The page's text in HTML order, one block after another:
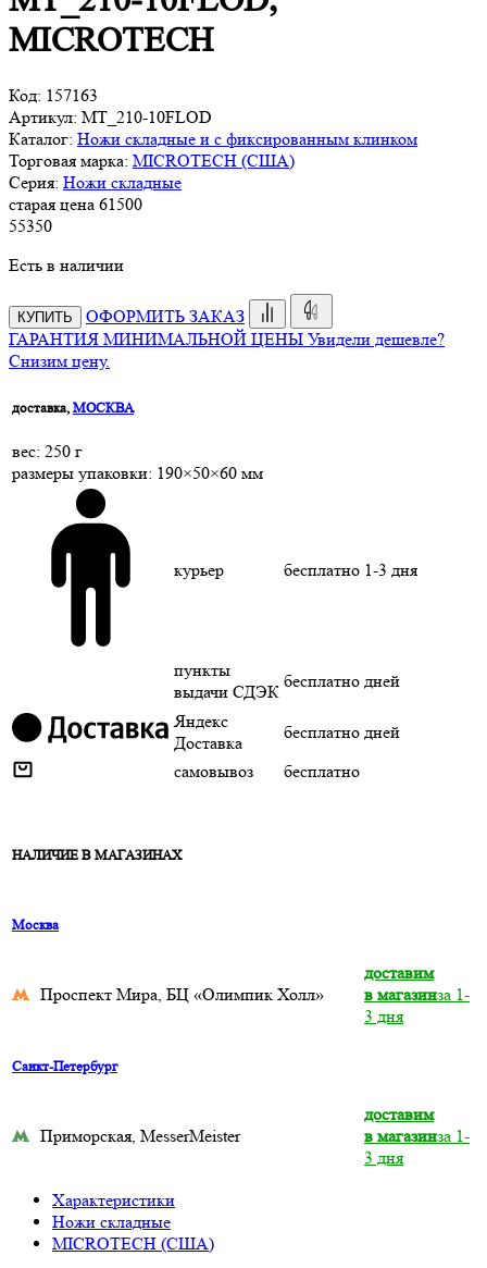
MICROTECH
Код: 157163
Артикул: MT_210-10FLOD
Каталог: Ножи складные и с фиксированным клинком
Торговая марка: MICROTECH (США)
Серия: Ножи складные
старая цена 61 500
55350
Есть в наличии
КУПИТЬ
ОФОРМИТЬ ЗАКАЗ
ГАРАНТИЯ МИНИМАЛЬНОЙ ЦЕНЫ Увидели дешевле?
Снизим цену.
доставка, МОСКВА
веc: 250 г
размеры упаковки: 190×50×60 мм
курьер бесплатно 1-3 дня
пункты
выдачи СДЭК
бесплатно дней
Яндекс
Доставка
бесплатно дней
самовывоз
бесплатно
НАЛИЧИЕ В МАГАЗИНАХ
Москва
Проспект Мира, БЦ «Олимпик Холл»
доставим
в магазинза 1-
3 дня
Санкт-Петербург
Приморская, MesserMeister
доставим
в магазинза 1-
3 дня
Характеристики
Ножи складные
MICROTECH (США)